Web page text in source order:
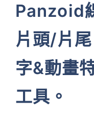
Panzoid
片頭/片
字&動畫
工具。